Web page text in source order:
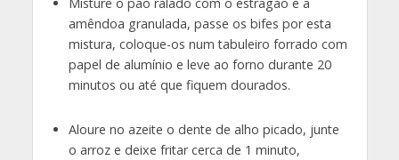
amêndoa granulada, passe os bifes por esta
mistura, coloque-os num tabuleiro forrado com
papel de alumínio e leve ao forno durante 20
minutos ou até que fiquem dourados.
Aloure no azeite o dente de alho picado, junte
o arroz e deixe fritar cerca de 1 minuto,